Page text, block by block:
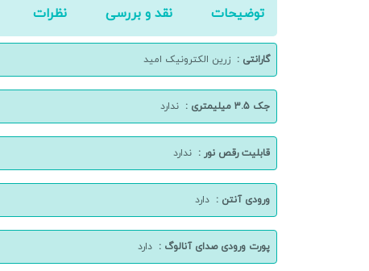
توضیحات نقد و بررسی نظرات
گارانتی : زرین الکترونیک امید
جک 3.5 میلیمتری : ندارد
قابلیت رقص نور : ندارد
ورودی آنتن : دارد
پورت ورودی صدای آنالوگ : دارد